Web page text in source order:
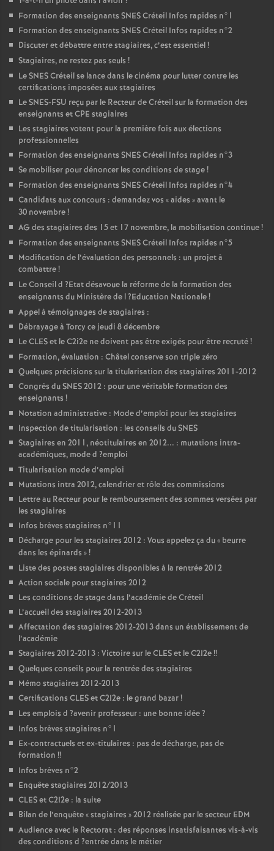
Formation des enseignants SNESCréteil Infos rapides n°1
Formation des enseignants SNESCréteil Infos rapides n°2
Discuter et débattre entre stagiaires, c’est essentiel!
Stagiaires, ne restez pas seuls !
LeSNESCréteil se lance dans le cinéma pour lutter contre les
certifications imposées aux stagiaires
LeSNES-FSU reçu par le Recteur de Créteil sur la formation des
enseignants etCPE stagiaires
Les stagiaires votent pour la première fois aux élections
professionnelles
Formation des enseignants SNESCréteil Infos rapides n°3
Se mobiliser pour dénoncer les conditions de stage!
Formation des enseignants SNESCréteil Infos rapides n°4
Candidats aux concours : demandez vos «aides » avant le
30 novembre!
AG des stagiaires des 15 et 17 novembre, la mobilisation continue!
Formation des enseignants SNESCréteil Infos rapides n°5
Modification de l’évaluation des personnels : un projet à
combattre!
Le Conseil d ?Etat désavoue la réforme de la formation des
enseignants du Ministère de l?Education Nationale!
Appel à témoignages de stagiaires :
Débrayage à Torcy ce jeudi 8 décembre
LeCLESet le C2i2e ne doivent pas être exigés pour être recruté!
Formation, évaluation : Châtel conserve son triple zéro
Quelques précisions sur la titularisation des stagiaires 2011-2012
Congrès duSNES2012 : pour une véritable formation des
enseignants !
Notation administrative : Mode d’emploi pour les stagiaires
Inspection de titularisation : les conseils duSNES
Stagiaires en 2011, néotitulaires en 2012... : mutations intra-
académiques, mode d ?emploi
Titularisation mode d’emploi
Mutations intra 2012, calendrier et rôle des commissions
Lettre au Recteur pour le remboursement des sommes versées par
les stagiaires
Infos brèves stagiaires n°11
Décharge pour les stagiaires 2012 : Vous appelez ça du « beurre
dans les épinards »!
Liste des postes stagiaires disponibles à la rentrée 2012
Action sociale pour stagiaires 2012
Les conditions de stage dans l’académie de Créteil
L’accueil des stagiaires 2012-2013
Affectation des stagiaires 2012-2013 dans un établissement de
l’académie
Stagiaires 2012-2013 : Victoire sur leCLESet le C2I2e!!
Quelques conseils pour la rentrée des stagiaires
Mémo stagiaires 2012-2013
Certifications CLESet C2I2e : le grand bazar!
Les emplois d ?avenir professeur : une bonne idée?
Infos brèves stagiaires n°1
Ex-contractuels et ex-titulaires : pas de décharge, pas de
formation !!
Infos brèves n°2
Enquête stagiaires 2012/2013
CLESet C2I2e : la suite
Bilan de l’enquête «stagiaires » 2012 réalisée par le secteur EDM
Audience avec le Rectorat : des réponses insatisfaisantes vis-à-vis
des conditions d ?entrée dans le métier